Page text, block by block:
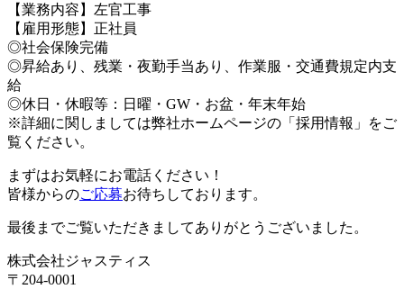
【業務内容】左官工事
【雇用形態】正社員
◎社会保険完備
◎昇給あり、残業・夜勤手当あり、作業服・交通費規定内支
給
◎休日・休暇等：日曜・GW・お盆・年末年始
※詳細に関しましては弊社ホームページの「採用情報」をご
覧ください。
まずはお気軽にお電話ください！
皆様からのご応募お待ちしております。
最後までご覧いただきましてありがとうございました。
株式会社ジャスティス
〒204-0001